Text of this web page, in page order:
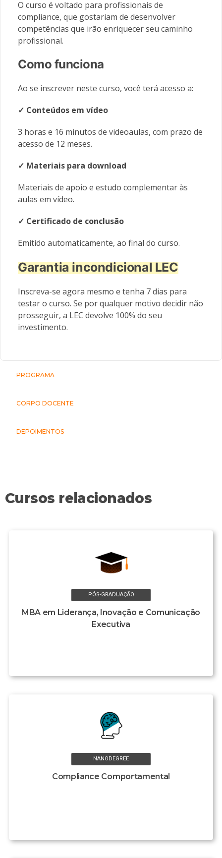
O curso é voltado para profissionais de
compliance, que gostariam de desenvolver
competências que irão enriquecer seu caminho
profissional.
Como funciona
Ao se inscrever neste curso, você terá acesso a:
✓ Conteúdos em vídeo
3 horas e 16 minutos de videoaulas, com prazo de
acesso de 12 meses.
✓ Materiais para download
Materiais de apoio e estudo complementar às
aulas em vídeo.
✓ Certificado de conclusão
Emitido automaticamente, ao final do curso.
Garantia incondicional LEC
Inscreva-se agora mesmo e tenha 7 dias para
testar o curso. Se por qualquer motivo decidir não
prosseguir, a LEC devolve 100% do seu
investimento.
PROGRAMA
CORPO DOCENTE
DEPOIMENTOS
Cursos relacionados
PÓS-GRADUAÇÃO
MBA em Liderança, Inovação e Comunicação
Executiva
NANODEGREE
Compliance Comportamental